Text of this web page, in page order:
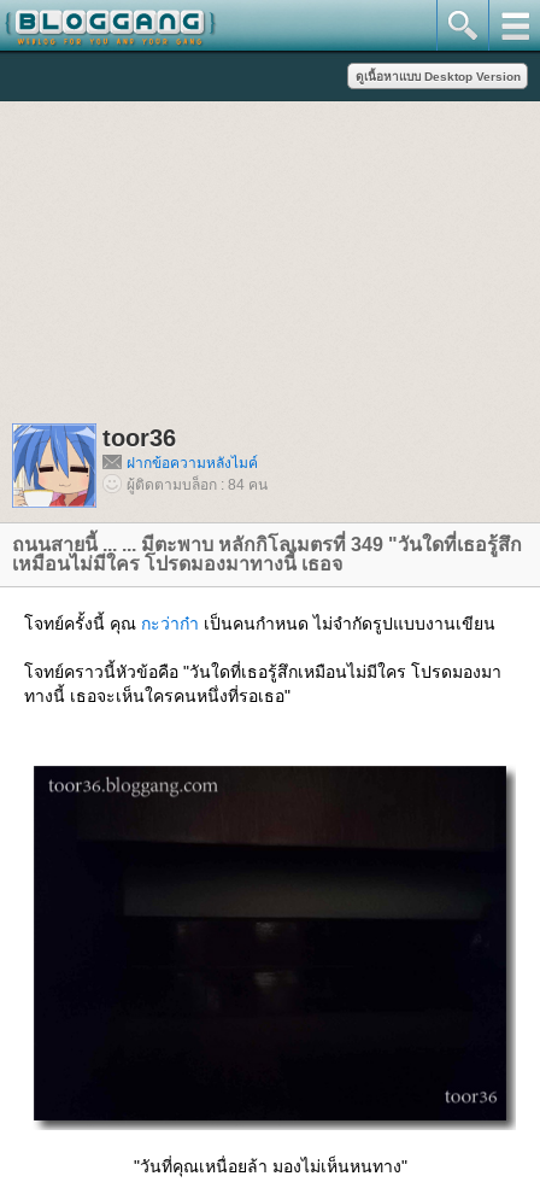
toor36
ฝากข้อความหลังไมค์
ผู้ติดตามบล็อก : 84 คน
ถนนสายนี้ ... ... มีตะพาบ หลักกิโลเมตรที่ 349 "วันใดที่เธอรู้สึก
เหมือนไม่มีใคร โปรดมองมาทางนี้ เธอจ
จทย์ครั้งนี้ คุณ กะว่าก๋า เป็นคนกำหนด ไม่จำกัดรูปแบบงานเขียน
จทย์คราวนี้หัวข้อคือ "วันใดที่เธอรู้สึกเหมือนไม่มีใคร โปรดมองมา
ทางนี้ เธอจะเห็นใครคนหนึ่งที่รอเธอ"
"วันที่คุณเหนื่อยล้า มองไม่เห็นหนทาง"